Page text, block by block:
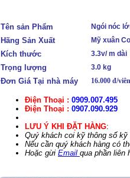
Tên sản Phẩm Ngói nóc
Hãng Sản Xuất Mỹ xuân
Kích thước 3.3v/ m dài
Trọng lượng 3.0 kg
Đơn Giá Tại nhà máy 16.000 đ/viên
Điện Thoại : 0909.007.495
Điện Thoại : 0907.090.929
LƯU Ý KHI ĐẶT HÀNG:
Quý khách coi kỹ thông số
Nếu cần quý khách hàng có
Hoặc gừi Email qua phần liên